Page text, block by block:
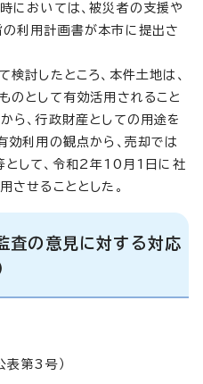
においては、被災者の支援や
利用計画書が本市に提出さ
討したところ、本件土地は、
のとして有効活用されること
ら、行政財産としての用途を
効利用の観点から、売却では
として、令和2年10月1日に社
させることとした。
査の意見に対する対応
第3号）